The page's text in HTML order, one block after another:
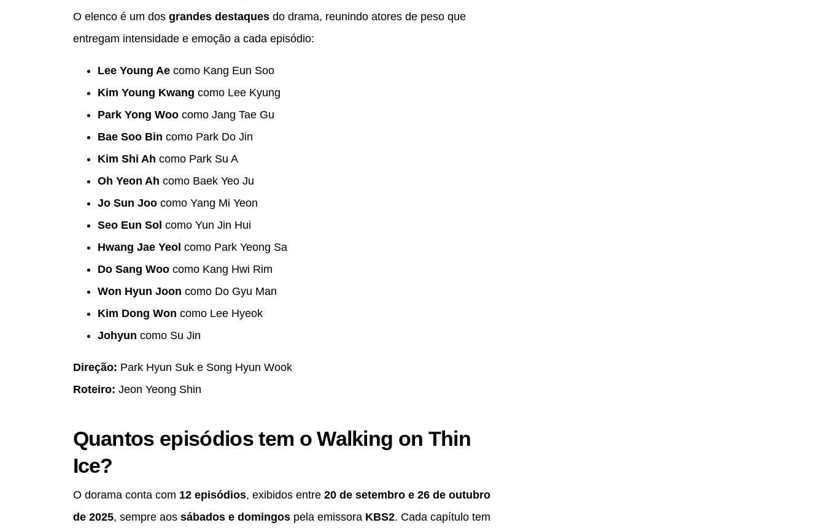
O elenco é um dos grandes destaquesdo drama, reunindo atores de peso que
entregam intensidade e emoção a cada episódio:
Lee Young Aecomo Kang Eun Soo
Kim Young Kwang como Lee Kyung
Park Yong Woocomo Jang Tae Gu
Bae Soo Bin como Park Do Jin
Kim Shi Ah como Park Su A
Oh Yeon Ah como Baek Yeo Ju
Jo Sun Joocomo Yang Mi Yeon
Seo Eun Sol como Yun Jin Hui
Hwang Jae Yeol como Park Yeong Sa
Do Sang Woocomo Kang Hwi Rim
Won Hyun Joon como Do Gyu Man
Kim Dong Won como Lee Hyeok
Johyun como Su Jin
Direção: Park Hyun Suk e Song Hyun Wook
Roteiro: Jeon Yeong Shin
Quantos episódios tem o Walking on Thin
Ice?
O dorama conta com 12 episódios, exibidos entre 20 de setembro e 26 de outubro
de 2025, sempre aos sábados e domingospela emissora KBS2. Cada capítulo tem